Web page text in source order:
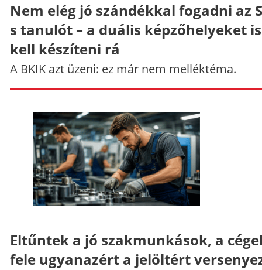
Nem elég jó szándékkal fogadni az
s tanulót – a duális képzőhelyeket
kell készíteni rá
A BKIK azt üzeni: ez már nem melléktéma.
Eltűntek a jó szakmunkások, a
fele ugyanazért a jelöltért